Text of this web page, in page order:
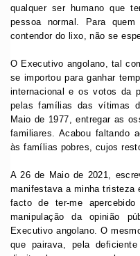
qualquer ser humano que
pessoa normal. Para
contendor do lixo, não se
O Executivo angolano, tal
se importou para ganhar
internacional e os votos da
pelas famílias das vítimas
Maio de 1977, entregar as
familiares. Acabou faltando
às famílias pobres, cujos
A 26 de Maio de 2021,
manifestava a minha tristeza
facto de ter-me
manipulação da opinião
Executivo angolano. O
que pairava, pela